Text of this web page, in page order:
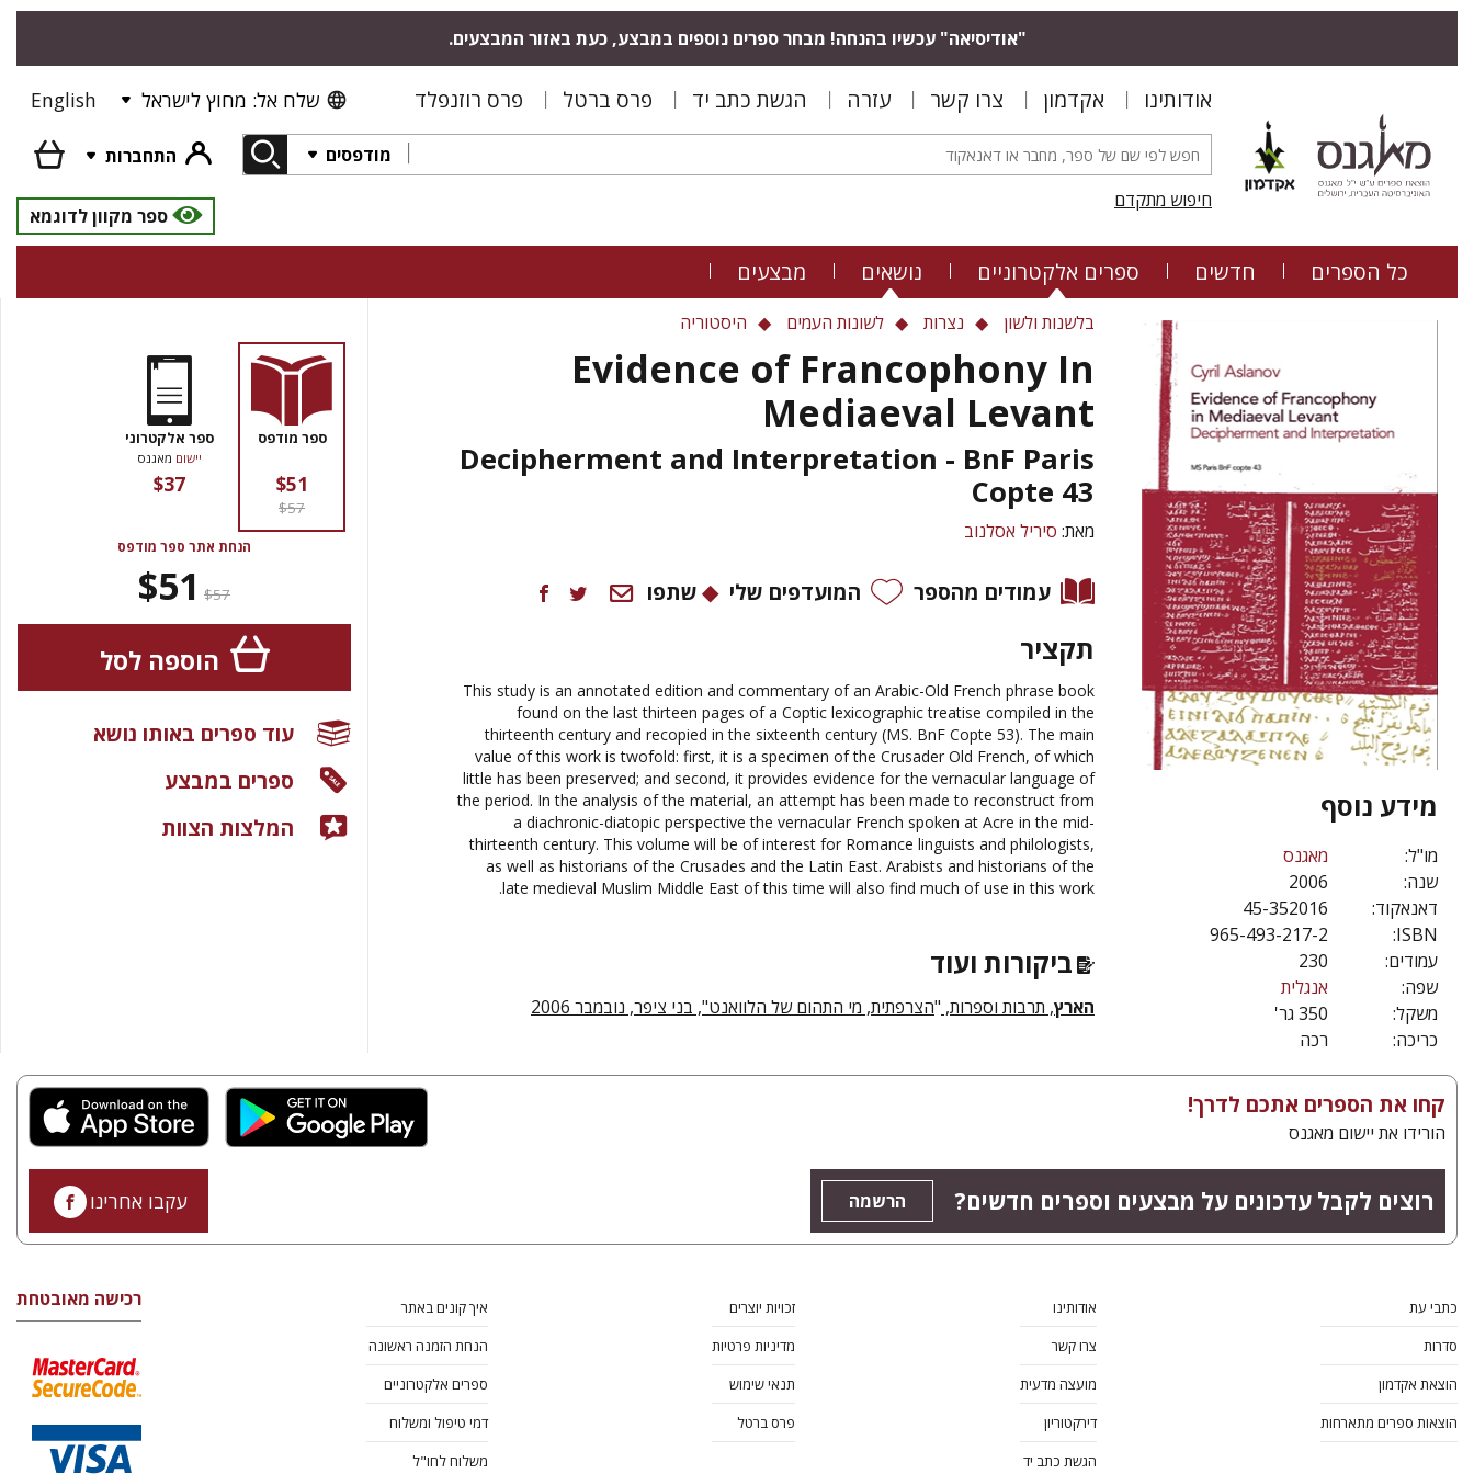
"אודיסיאה" עכשיו בהנחה! מבחר ספרים נוספים במבצע, כעת באזור המבצעים.
אודותינו אקדמון צרו קשר עזרה הגשת כתב יד פרס ברטל פרס רוזנפלד שלח אל: מחוץ לישראל English
מודפסים
התחברות
חיפוש מתקדם
ספר מקוון לדוגמא
כל הספרים חדשים ספרים אלקטרוניים נושאים מבצעים
מידע נוסף
מו"ל:
מאגנס
שנה:
2006
דאנאקוד:
45-352016
ISBN:
965-493-217-2
עמודים:
230
שפה:
אנגלית
משקל:
350 גר'
כריכה:
רכה
בלשנות ולשון נצרות לשונות העמים היסטוריה
Evidence of Francophony In
Mediaeval Levant
Decipherment and Interpretation - BnF Paris
Copte 43
מאת: סיריל אסלנוב
עמודים מהספר המועדפים שלי שתפו
תקציר
This study is an annotated edition and commentary of an Arabic-Old French phrase book
found on the last thirteen pages of a Coptic lexicographic treatise compiled in the
thirteenth century and recopied in the sixteenth century (MS. BnF Copte 53). The main
value of this work is twofold: first, it is a specimen of the Crusader Old French, of which
little has been preserved; and second, it provides evidence for the vernacular language of
the period. In the analysis of the material, an attempt has been made to reconstruct from
a diachronic-diatopic perspective the vernacular French spoken at Acre in the mid-
thirteenth century. This volume will be of interest for Romance linguists and philologists,
as well as historians of the Crusades and the Latin East. Arabists and historians of the
late medieval Muslim Middle East of this time will also find much of use in this work.
ביקורות ועוד
הארץ, תרבות וספרות, "הצרפתית, מי התהום של הלוואנט", בני ציפר, נובמבר 2006
ספר מודפס
$51
$57
ספר אלקטרוני
יישום מאגנס
$37
הנחת אתר ספר מודפס
$57
$51
הוספה לסל
עוד ספרים באותו נושא
ספרים במבצע
המלצות הצוות
קחו את הספרים אתכם לדרך!
הורידו את יישום מאגנס
רוצים לקבל עדכונים על מבצעים וספרים חדשים? הרשמה עקבו אחרינו
כתבי עת
סדרות
הוצאת אקדמון
הוצאות ספרים מתארחות
אודותינו
צרו קשר
מועצה מדעית
דירקטוריון
הגשת כתב יד
זכויות יוצרים
מדיניות פרטיות
תנאי שימוש
פרס ברטל
איך קונים באתר
הנחת הזמנה ראשונה
ספרים אלקטרוניים
דמי טיפול ומשלוח
משלוח לחו"ל
רכישה מאובטחת